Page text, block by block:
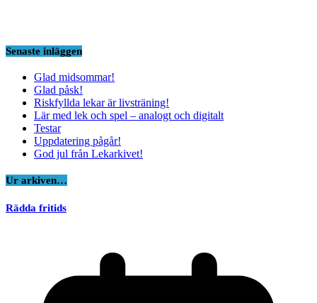
Senaste inläggen
Glad midsommar!
Glad påsk!
Riskfyllda lekar är livsträning!
Lär med lek och spel – analogt och digitalt
Testar
Uppdatering pågår!
God jul från Lekarkivet!
Ur arkiven…
Rädda fritids